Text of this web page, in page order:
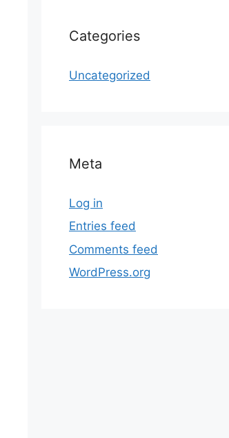
Categories
Uncategorized
Meta
Log in
Entries feed
Comments feed
WordPress.org